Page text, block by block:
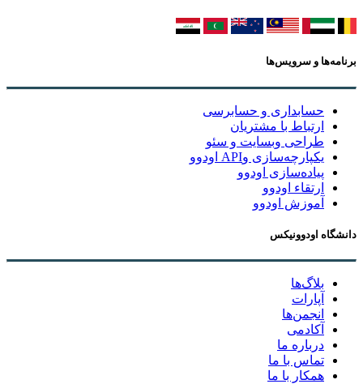
برنامه‌ها و سرویس‌ها
حسابداری و حسابرسی
ارتباط با مشتریان
طراحی وبسایت و سئو
یکپارچه‌سازی وAPI اودوو
پیاده‌سازی اودوو
ارتقاء اودوو
آموزش اودوو
دانشگاه اودوونیکس
بلاگ‌ها
آپارات
انجمن‌ها
آکادمی
درباره ما
تماس با ما
همکار با ما